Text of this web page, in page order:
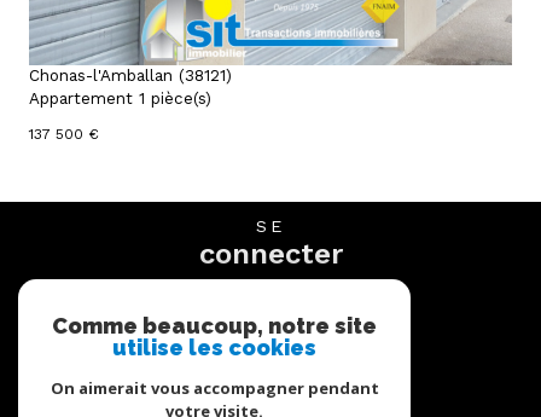
Chonas-l'Amballan (38121)
Appartement 1 pièce(s)
137 500 €
SE
connecter
NOUS
suivre
Comme beaucoup, notre site
utilise les cookies
On aimerait vous accompagner pendant
votre visite.